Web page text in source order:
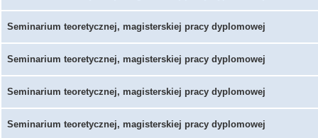
Seminarium teoretycznej, magisterskiej pracy dyplomowej
Seminarium teoretycznej, magisterskiej pracy dyplomowej
Seminarium teoretycznej, magisterskiej pracy dyplomowej
Seminarium teoretycznej, magisterskiej pracy dyplomowej